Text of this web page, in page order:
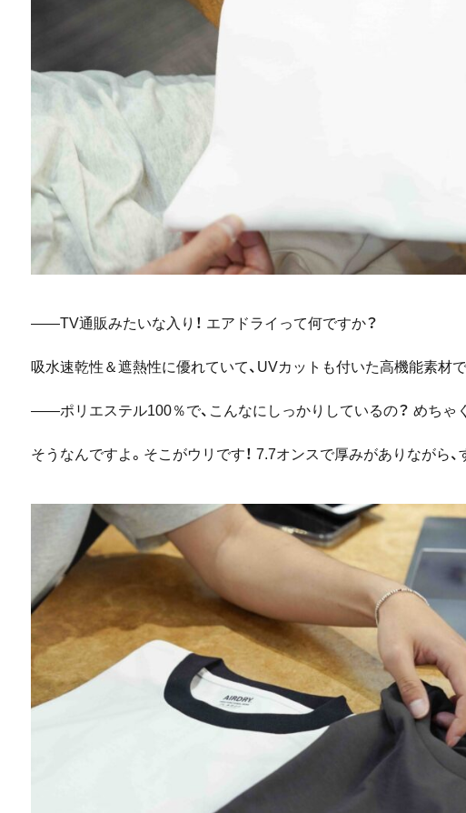
――TV通販みたいな入り！ エアドライって何ですか？
吸水速乾性＆遮熱性に優れていて、UVカットも付いた高機能素材
――ポリエステル100％で、こんなにしっかりしているの？ めちゃ
そうなんですよ。そこがウリです！ 7.7オンスで厚みがありながら、